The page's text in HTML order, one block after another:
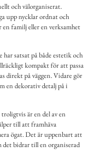
och välorganiserat.
upp nycklar ordnat och
familj eller en verksamhet
satsat på både estetik och
kompakt för att passa
direkt på väggen. Vidare gör
en dekorativ detalj på i
är en del av en
till att framhäva
ögat. Det är uppenbart att
bidrar till en organiserad